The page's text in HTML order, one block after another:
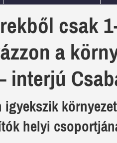
csak
a
interjú
igyekszik
helyi